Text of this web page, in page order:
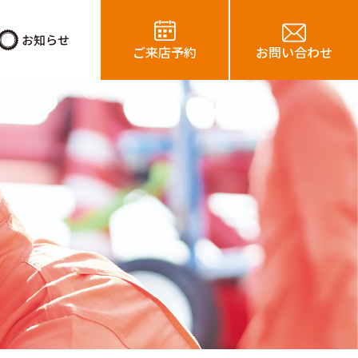
お知らせ
ご来店予約 お問い合わせ